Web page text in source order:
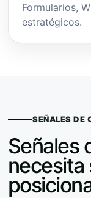
Formularios,
estratégicos.
SEÑALES DE
Señales
necesita